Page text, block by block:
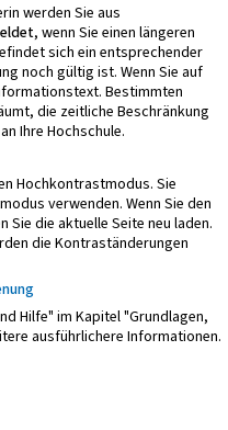
werden Sie aus
, wenn Sie einen längeren
sich ein entsprechender
noch gültig ist. Wenn Sie auf
Bestimmten
die zeitliche Beschränkung
Ihre Hochschule.
Hochkontrastmodus. Sie
verwenden. Wenn Sie den
die aktuelle Seite neu laden.
die Kontraständerungen
Hilfe" im Kapitel "Grundlagen,
ausführlichere Informationen.